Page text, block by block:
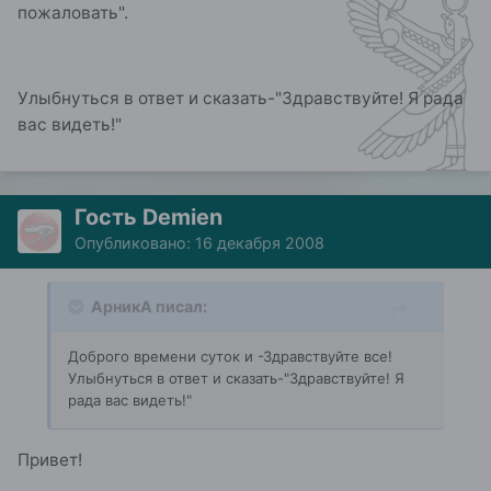
пожаловать".
Улыбнуться в ответ и сказать-"Здравствуйте! Я рада
вас видеть!"
Гость Demien
Опубликовано: 16 декабря 2008
АрникА писал:
Доброго времени суток и -Здравствуйте все!
Улыбнуться в ответ и сказать-"Здравствуйте! Я
рада вас видеть!"
Привет!